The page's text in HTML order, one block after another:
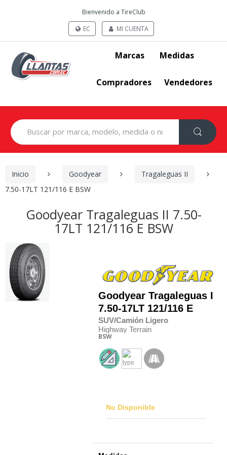
Bienvenido a TireClub
EC
MI CUENTA
Marcas Medidas
Compradores Vendedores
Search
for:
Inicio Goodyear
Tragaleguas II
7.50-17LT 121/116 E BSW
Goodyear Tragaleguas II 7.50-
17LT 121/116 E BSW
Goodyear Tragaleguas II
7.50-17LT 121/116 E
SUV/Camión Ligero
Highway Terrain
BSW
No Disponible